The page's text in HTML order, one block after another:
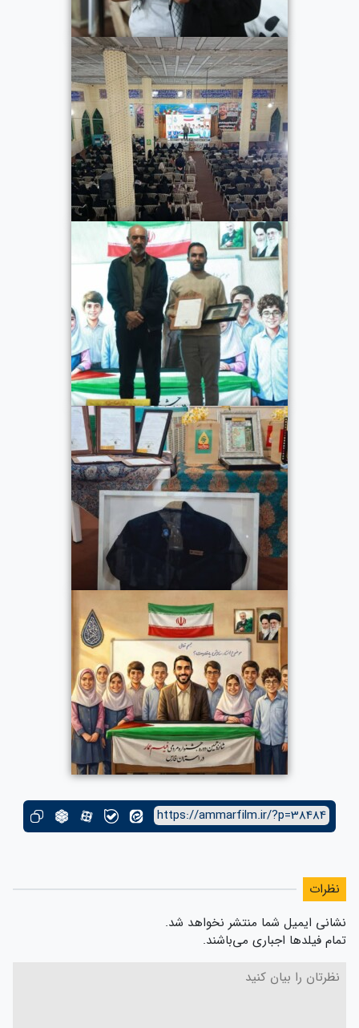
https://ammarfilm.ir/?p=38484
نظرات
نشانی ایمیل شما منتشر نخواهد شد.
تمام فیلدها اجباری می‌باشند.